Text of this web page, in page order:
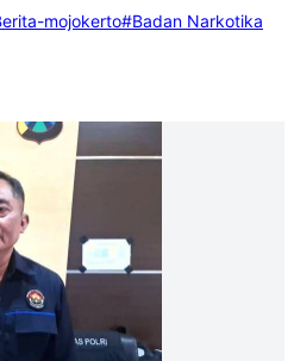
mojokerto#Badan Narkotika